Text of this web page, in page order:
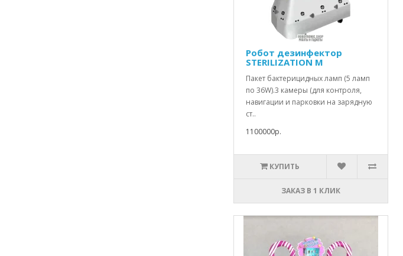
Робот дезинфектор
STERILIZATION М
Пакет бактерицидных ламп (5 ламп
по 36W).3 камеры (для контроля,
навигации и парковки на зарядную
ст..
1100000р.
КУПИТЬ
ЗАКАЗ В 1 КЛИК